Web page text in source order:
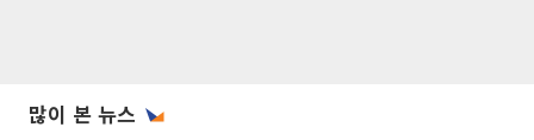
많이 본 뉴스